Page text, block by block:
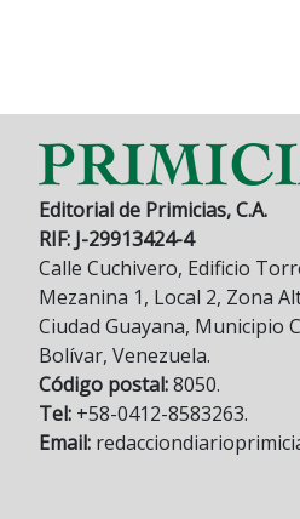
Editorial de Primicias, C.A.
RIF: J-29913424-4
Calle Cuchivero, Edificio
Mezanina 1, Local 2, Zona
Ciudad Guayana, Municipio
Bolívar, Venezuela.
Código postal:8050.
Tel: +58-0412-8583263.
Email: